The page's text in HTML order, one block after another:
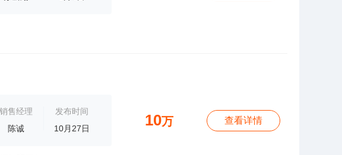
销售经理
陈诚
发布时间
10月27日
10万 查看详情